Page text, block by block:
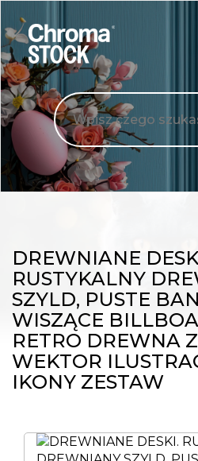
DREWNIANE
RUSTYKALNY
SZYLD, PUSTE
WISZĄCE
RETRO DREWNA
WEKTOR
IKONY ZESTAW